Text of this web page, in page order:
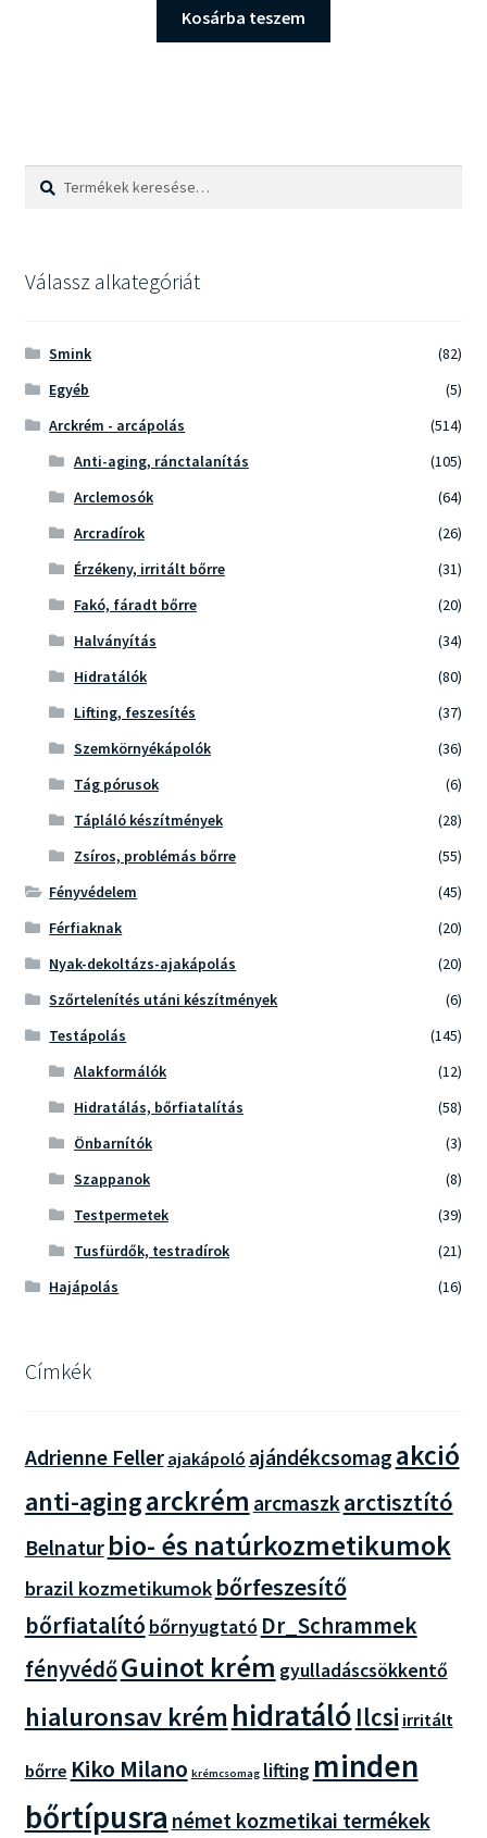
was:
14.490 Ft. 13.490 Ft.
Kosárba teszem
Keresés
Keresés
Válassz alkategóriát
Smink
(82)
Egyéb
(5)
Arckrém - arcápolás
(514)
Anti-aging, ránctalanítás
(105)
Arclemosók
(64)
Arcradírok
(26)
Érzékeny, irritált bőrre
(31)
Fakó, fáradt bőrre
(20)
Halványítás
(34)
Hidratálók
(80)
Lifting, feszesítés
(37)
Szemkörnyékápolók
(36)
Tág pórusok
(6)
Tápláló készítmények
(28)
Zsíros, problémás bőrre
(55)
Fényvédelem
(45)
Férfiaknak
(20)
Nyak-dekoltázs-ajakápolás
(20)
Szőrtelenítés utáni készítmények
(6)
Testápolás
(145)
Alakformálók
(12)
Hidratálás, bőrfiatalítás
(58)
Önbarnítók
(3)
Szappanok
(8)
Testpermetek
(39)
Tusfürdők, testradírok
(21)
Hajápolás
(16)
Címkék
Adrienne Feller ajakápoló ajándékcsomag akció
anti-agingarckrém arcmaszk arctisztító
Belnatur bio- és natúrkozmetikumok
brazil kozmetikumok bőrfeszesítő
bőrfiatalító bőrnyugtató Dr_Schrammek
fényvédőGuinot krém gyulladáscsökkentő
hialuronsav krémhidratáló Ilcsi irritált
bőrre Kiko Milano krémcsomag lifting minden
bőrtípusra német kozmetikai termékek